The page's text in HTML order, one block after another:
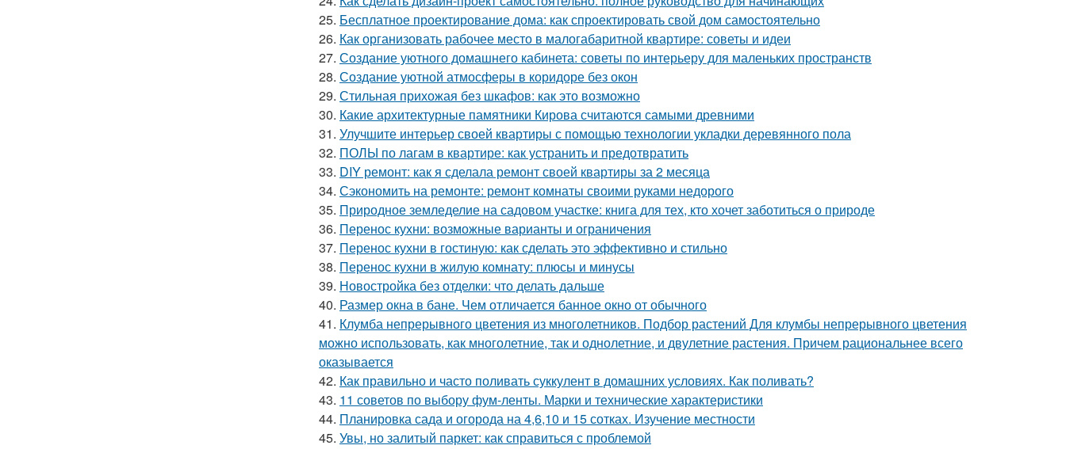
25. Бесплатное проектирование дома: как спроектировать свой дом самостоятельно
26. Как организовать рабочее место в малогабаритной квартире: советы и идеи
27. Создание уютного домашнего кабинета: советы по интерьеру для маленьких пространств
28. Создание уютной атмосферы в коридоре без окон
29. Стильная прихожая без шкафов: как это возможно
30. Какие архитектурные памятники Кирова считаются самыми древними
31. Улучшите интерьер своей квартиры с помощью технологии укладки деревянного пола
32. ПОЛЫ по лагам в квартире: как устранить и предотвратить
33. DIY ремонт: как я сделала ремонт своей квартиры за 2 месяца
34. Сэкономить на ремонте: ремонт комнаты своими руками недорого
35. Природное земледелие на садовом участке: книга для тех, кто хочет заботиться о природе
36. Перенос кухни: возможные варианты и ограничения
37. Перенос кухни в гостиную: как сделать это эффективно и стильно
38. Перенос кухни в жилую комнату: плюсы и минусы
39. Новостройка без отделки: что делать дальше
40. Размер окна в бане. Чем отличается банное окно от обычного
41. Клумба непрерывного цветения из многолетников. Подбор растений Для клумбы непрерывного цветения
можно использовать, как многолетние, так и однолетние, и двулетние растения. Причем рациональнее всего
оказывается
42. Как правильно и часто поливать суккулент в домашних условиях. Как поливать?
43. 11 советов по выбору фум-ленты. Марки и технические характеристики
44. Планировка сада и огорода на 4,6,10 и 15 сотках. Изучение местности
45. Увы, но залитый паркет: как справиться с проблемой